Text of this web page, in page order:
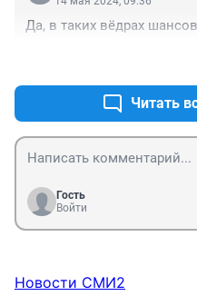
Да, в таких вёдрах
Читать
Гость
Войти
Новости СМИ2